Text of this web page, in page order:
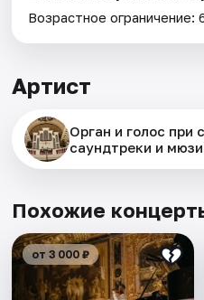
Возрастное ограничение:
Артист
Орган и голос при
саундтреки и
Похожие
от 3 000 ₽